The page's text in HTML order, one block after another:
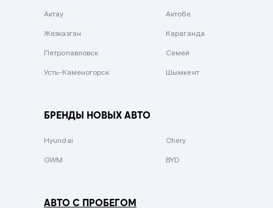
Зеленый металлик
Актау Актобе
Жезказган Караганда
Петропавловск Семей
Усть-Каменогорск Шымкент
БРЕНДЫ НОВЫХ АВТО
Hyundai Chery
GWM BYD
АВТО С ПРОБЕГОМ